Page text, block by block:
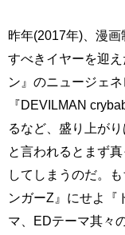
昨年(2017年)、漫
すべきイヤーを迎
ン』のニュージェ
『DEVILMAN
るなど、盛り上が
と言われるとまず
してしまうのだ。
ンガーZ』にせよ『
マ、EDテーマ其々